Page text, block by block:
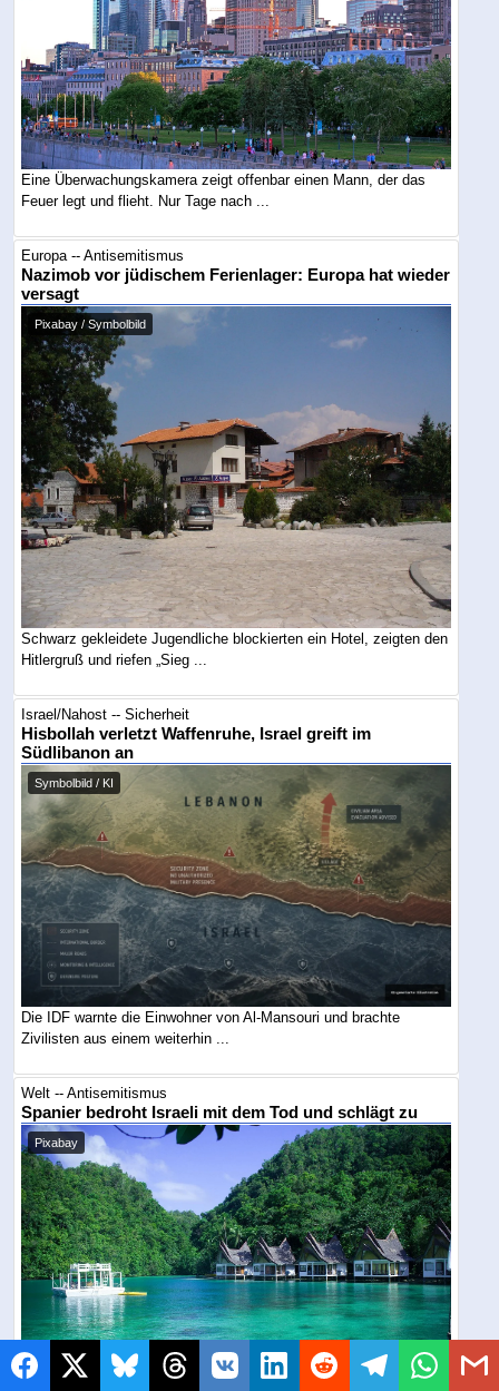
Eine Überwachungskamera zeigt offenbar einen Mann, der das
Feuer legt und flieht. Nur Tage nach ...
Europa -- Antisemitismus
Nazimob vor jüdischem Ferienlager: Europa hat wieder
versagt
Pixabay / Symbolbild
Schwarz gekleidete Jugendliche blockierten ein Hotel, zeigten den
Hitlergruß und riefen „Sieg ...
Israel/Nahost -- Sicherheit
Hisbollah verletzt Waffenruhe, Israel greift im
Südlibanon an
Symbolbild / KI
Die IDF warnte die Einwohner von Al-Mansouri und brachte
Zivilisten aus einem weiterhin ...
Welt -- Antisemitismus
Spanier bedroht Israeli mit dem Tod und schlägt zu
Pixabay